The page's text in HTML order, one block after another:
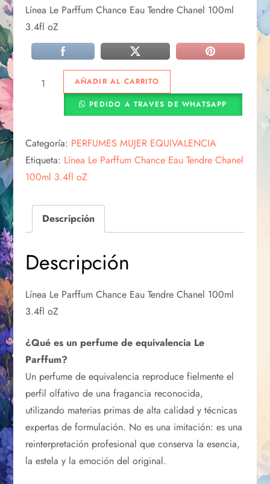
Línea Le Parffum Chance Eau Tendre Chanel 100ml
3.4fl oZ
AÑADIR AL CARRITO
PEDIDO A TRAVES DE WHATSAPP
Categoría: PERFUMES MUJER EQUIVALENCIA
Etiqueta: Línea Le Parffum Chance Eau Tendre Chanel
100ml 3.4fl oZ
Descripción
Descripción
Línea Le Parffum Chance Eau Tendre Chanel 100ml
3.4fl oZ
¿Qué es un perfume de equivalencia Le
Parffum?
Un perfume de equivalencia reproduce fielmente el
perfil olfativo de una fragancia reconocida,
utilizando materias primas de alta calidad y técnicas
expertas de formulación. No es una imitación: es una
reinterpretación profesional que conserva la esencia,
la estela y la emoción del original.